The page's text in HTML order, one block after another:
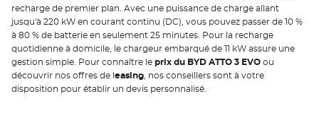
recharge de premier plan. Avec une puissance de charge allant
jusqu'à 220 kW en courant continu (DC), vous pouvez passer de 10 %
à 80 % de batterie en seulement 25 minutes. Pour la recharge
quotidienne à domicile, le chargeur embarqué de 11 kW assure une
gestion simple. Pour connaître le prix du BYD ATTO 3 EVO ou
découvrir nos offres de l easing , nos conseillers sont à votre
disposition pour établir un devis personnalisé.